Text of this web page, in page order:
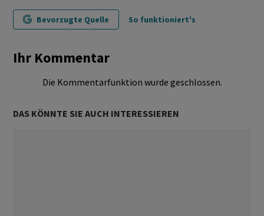
Bevorzugte Quelle So funktioniert's
Ihr Kommentar
Die Kommentarfunktion wurde geschlossen.
DAS KÖNNTE SIE AUCH INTERESSIEREN